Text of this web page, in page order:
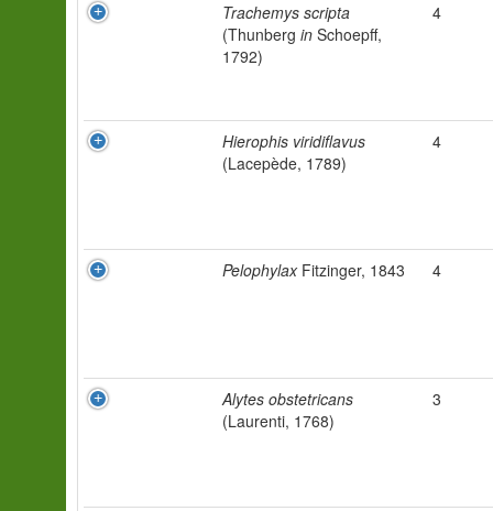
Trachemys scripta
(Thunberg in Schoepff,
1792)
4
Hierophis viridiflavus
(Lacepède, 1789)
4
PelophylaxFitzinger, 1843 4
Alytes obstetricans
(Laurenti, 1768)
3